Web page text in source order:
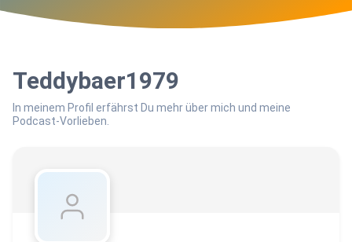
Teddybaer1979
In meinem Profil erfährst Du mehr über mich und meine
Podcast-Vorlieben.